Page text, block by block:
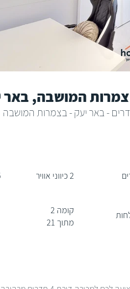
המושבה, באר
2 כיווני אוויר
קומה 2
מתוך 21